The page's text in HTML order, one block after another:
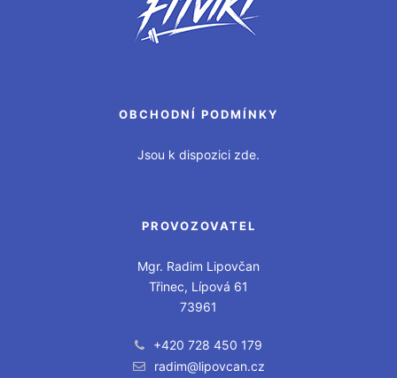
OBCHODNÍ PODMÍNKY
Jsou k dispozici zde.
PROVOZOVATEL
Mgr. Radim Lipovčan
Třinec, Lípová 61
73961
+420 728 450 179
radim@lipovcan.cz